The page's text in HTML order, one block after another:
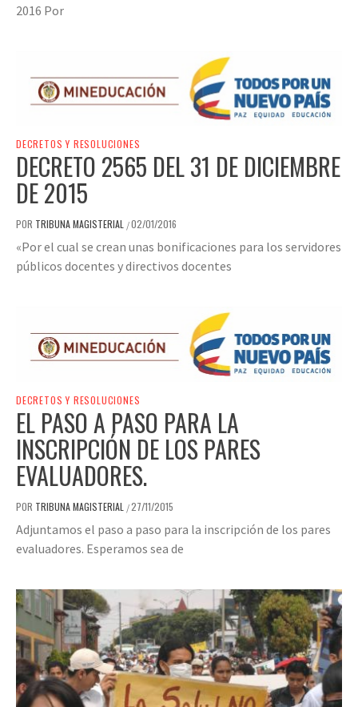
2016 Por
DECRETOS Y RESOLUCIONES
DECRETO 2565 DEL 31 DE DICIEMBRE
DE 2015
POR TRIBUNA MAGISTERIAL /02/01/2016
«Por el cual se crean unas bonificaciones para los servidores
públicos docentes y directivos docentes
DECRETOS Y RESOLUCIONES
EL PASO A PASO PARA LA
INSCRIPCIÓN DE LOS PARES
EVALUADORES.
POR TRIBUNA MAGISTERIAL /27/11/2015
Adjuntamos el paso a paso para la inscripción de los pares
evaluadores. Esperamos sea de